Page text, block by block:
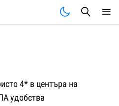
4* в центъра на
удобства